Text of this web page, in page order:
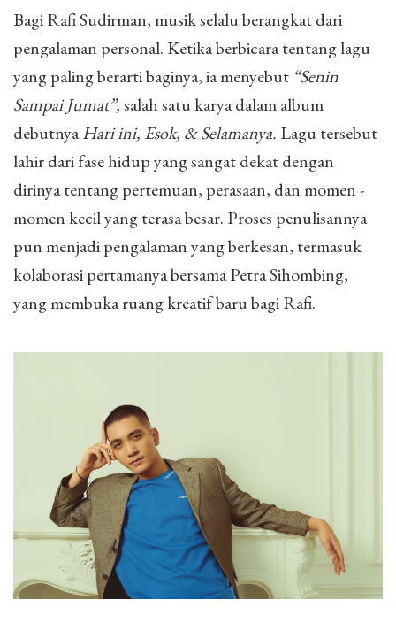
Bagi Rafi Sudirman, musik selalu berangkat dari
pengalaman personal. Ketika berbicara tentang lagu
yang paling berarti baginya, ia menyebut “Senin
Sampai Jumat”,salah satu karya dalam album
debutnyaHari ini, Esok, & Selamanya. Lagu tersebut
lahir dari fase hidup yang sangat dekat dengan
dirinya tentang pertemuan, perasaan, dan momen -
momen kecil yang terasa besar. Proses penulisannya
pun menjadi pengalaman yang berkesan, termasuk
kolaborasi pertamanya bersama Petra Sihombing,
yang membuka ruang kreatif baru bagi Rafi.